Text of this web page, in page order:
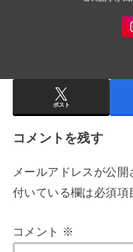
ポスト
コメントを残す
メールアドレスが公開
付いている欄は必須項
コメント ※